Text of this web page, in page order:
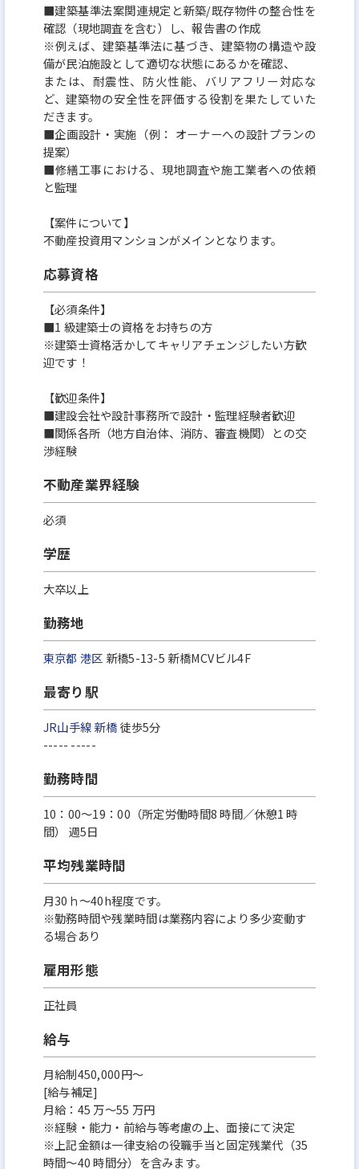
■建築基準法案関連規定と新築/既存物件の整合性を
確認（現地調査を含む）し、報告書の作成
※例えば、建築基準法に基づき、建築物の構造や設
備が民泊施設として適切な状態にあるかを確認、
または、耐震性、防火性能、バリアフリー対応な
ど、建築物の安全性を評価する役割を果たしていた
だきます。
■企画設計・実施（例： オーナーへの設計プランの
提案）
■修繕工事における、現地調査や施工業者への依頼
と監理
【案件について】
不動産投資用マンションがメインとなります。
応募資格
【必須条件】
■1 級建築士の資格をお持ちの方
※建築士資格活かしてキャリアチェンジしたい方歓
迎です！
【歓迎条件】
■建設会社や設計事務所で設計・監理経験者歓迎
■関係各所（地方自治体、消防、審査機関）との交
渉経験
不動産業界経験
必須
学歴
大卒以上
勤務地
東京都 港区 新橋5-13-5 新橋MCVビル4F
最寄り駅
JR山手線新橋徒歩5分
----- -----
勤務時間
10：00～19：00（所定労働時間8 時間／休憩1 時
間） 週5日
平均残業時間
月30ｈ～40h程度です。
※勤務時間や残業時間は業務内容により多少変動す
る場合あり
雇用形態
正社員
給与
月給制450,000円～
[給与補足]
月給：45 万～55 万円
※経験・能力・前給与等考慮の上、面接にて決定
※上記⾦額は⼀律⽀給の役職手当と固定残業代（35
時間〜40 時間分）を含みます。